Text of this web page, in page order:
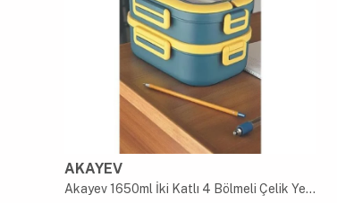
AKAYEV
Akayev 1650ml İki Katlı 4 Bölmeli Çelik Yemek Kabı Mavi